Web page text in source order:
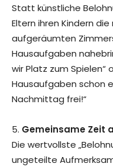
Statt künstliche
Eltern ihren Kindern
aufgeräumten
Hausaufgaben
wir Platz zum Spielen“
Hausaufgaben schon
Nachmittag frei!“
5. Gemeinsame Zeit
Die wertvollste
ungeteilte